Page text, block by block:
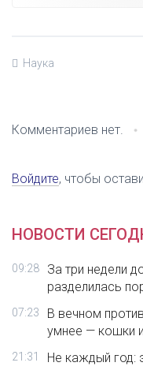
Наука
Комментариев нет.
Войдите, чтобы
НОВОСТИ
09:28
За три недели
разделилась
07:23
В вечном
умнее — кошки
21:31
Не каждый год: